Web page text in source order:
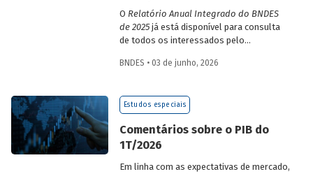
O Relatório Anual Integrado do BNDES
de 2025já está disponível para consulta
de todos os interessados pelo
sua prestação de contas. O documento
principais resultados, os impactos de sua
atuação no ano, e mostra como o BNDES
consistente e sólida, mesmo diante de
cenários desafiadores.
BNDES • 03 de junho, 2026
Estudos especiais
Comentários sobre o PIB do
1T/2026
Em linha com as expectativas de mercado,